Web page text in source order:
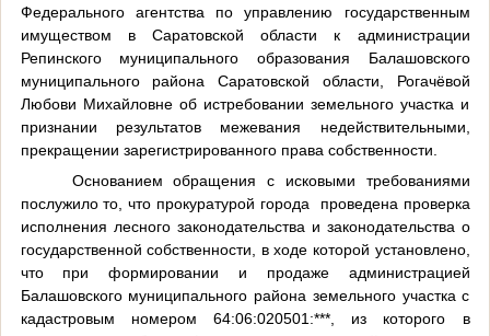
Федерального агентства по управлению государственным
имуществом в Саратовской области к администрации
Репинского муниципального образования Балашовского
муниципального района Саратовской области, Рогачёвой
Любови Михайловне об истребовании земельного участка и
признании результатов межевания недействительными,
прекращении зарегистрированного права собственности.
Основанием обращения с исковыми требованиями
послужило то, что прокуратурой города
проведена проверка
исполнения лесного законодательства и законодательства о
государственной собственности, в ходе которой установлено,
что при формировании и продаже администрацией
Балашовского муниципального района земельного участка с
кадастровым номером 64:06:020501:***, из которого в